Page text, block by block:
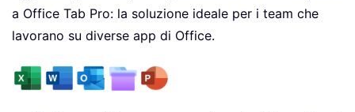
a Office Tab Pro: la soluzione ideale per i team che
lavorano su diverse app di Office.